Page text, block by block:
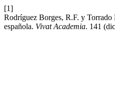
[1]
Rodríguez Borges, R.F. y
española. Vivat Academia. 141